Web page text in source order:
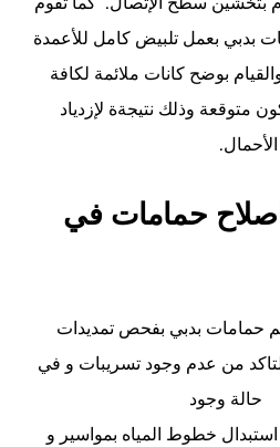
بدبي بعمل تلبيض كامل للأعمدة
بوضح كانات ملائمة لكافة
متوقعة وذلك نتيجةة لإزدياد
الأحمال.
حمامات في
حمامات بدبي بفحص تمديدات
من عدم وجود تسريبات و في
حالة وجود
خطوط المياه بمواسير و